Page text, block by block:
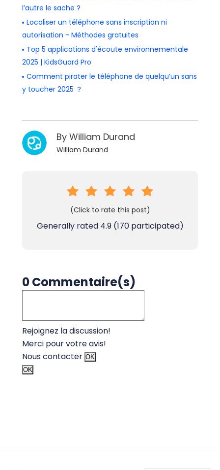
l’autre le sache ?
Localiser un téléphone sans inscription ni
autorisation - Méthodes gratuites
Top 5 applications d'écoute environnementale
2025 | KidsGuard Pro
Comment pirater le téléphone de quelqu’un sans
y toucher 2025 ？
By William Durand
William Durand
(Click to rate this post)
Generally rated 4.9(170participated)
0 Commentaire(s)
Rejoignez la discussion!
Merci pour votre avis!
Nous contacter OK
OK